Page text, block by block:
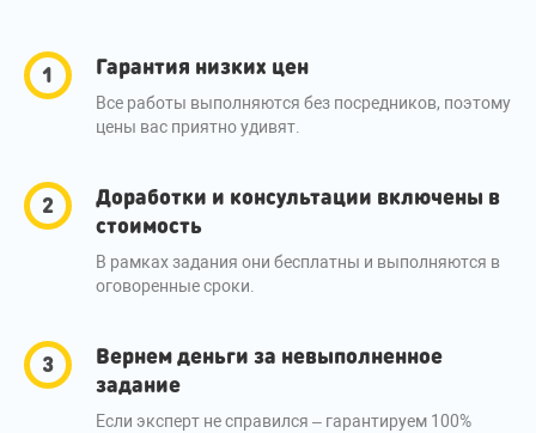
Гарантия низких цен
Все работы выполняются без посредников, поэтому
цены вас приятно удивят.
Доработки и консультации включены в
стоимость
В рамках задания они бесплатны и выполняются в
оговоренные сроки.
Вернем деньги за невыполненное
задание
Если эксперт не справился – гарантируем 100%